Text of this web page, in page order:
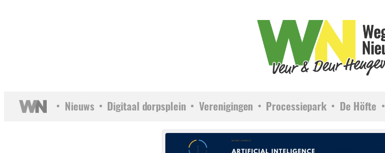
Nieuws Digitaal dorpsplein Verenigingen Processiepark De Höfte